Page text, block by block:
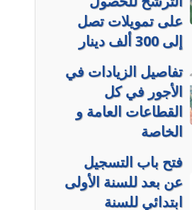
على تمويلات تصل
إلى 300 ألف دينار
تفاصيل الزيادات في
الأجور في كل
القطاعات العامة و
الخاصة
فتح باب التسجيل
عن بعد للسنة الأولى
ابتدائي للسنة